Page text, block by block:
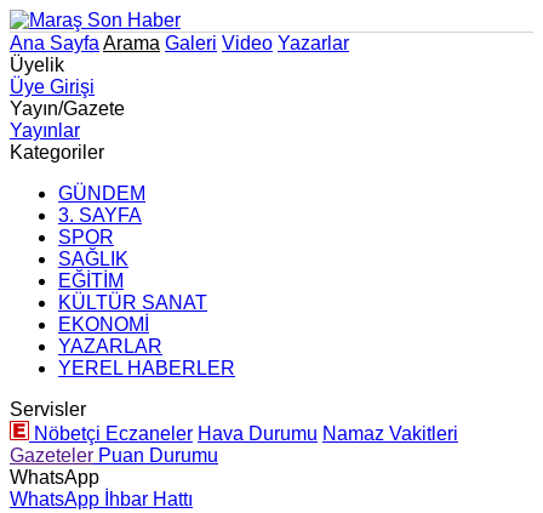
Ana Sayfa Arama Galeri Video Yazarlar
Üyelik
Üye Girişi
Yayın/Gazete
Yayınlar
Kategoriler
GÜNDEM
3. SAYFA
SPOR
SAĞLIK
EĞİTİM
KÜLTÜR SANAT
EKONOMİ
YAZARLAR
YEREL HABERLER
Servisler
Nöbetçi Eczaneler Hava Durumu Namaz Vakitleri
Gazeteler Puan Durumu
WhatsApp
WhatsApp İhbar Hattı